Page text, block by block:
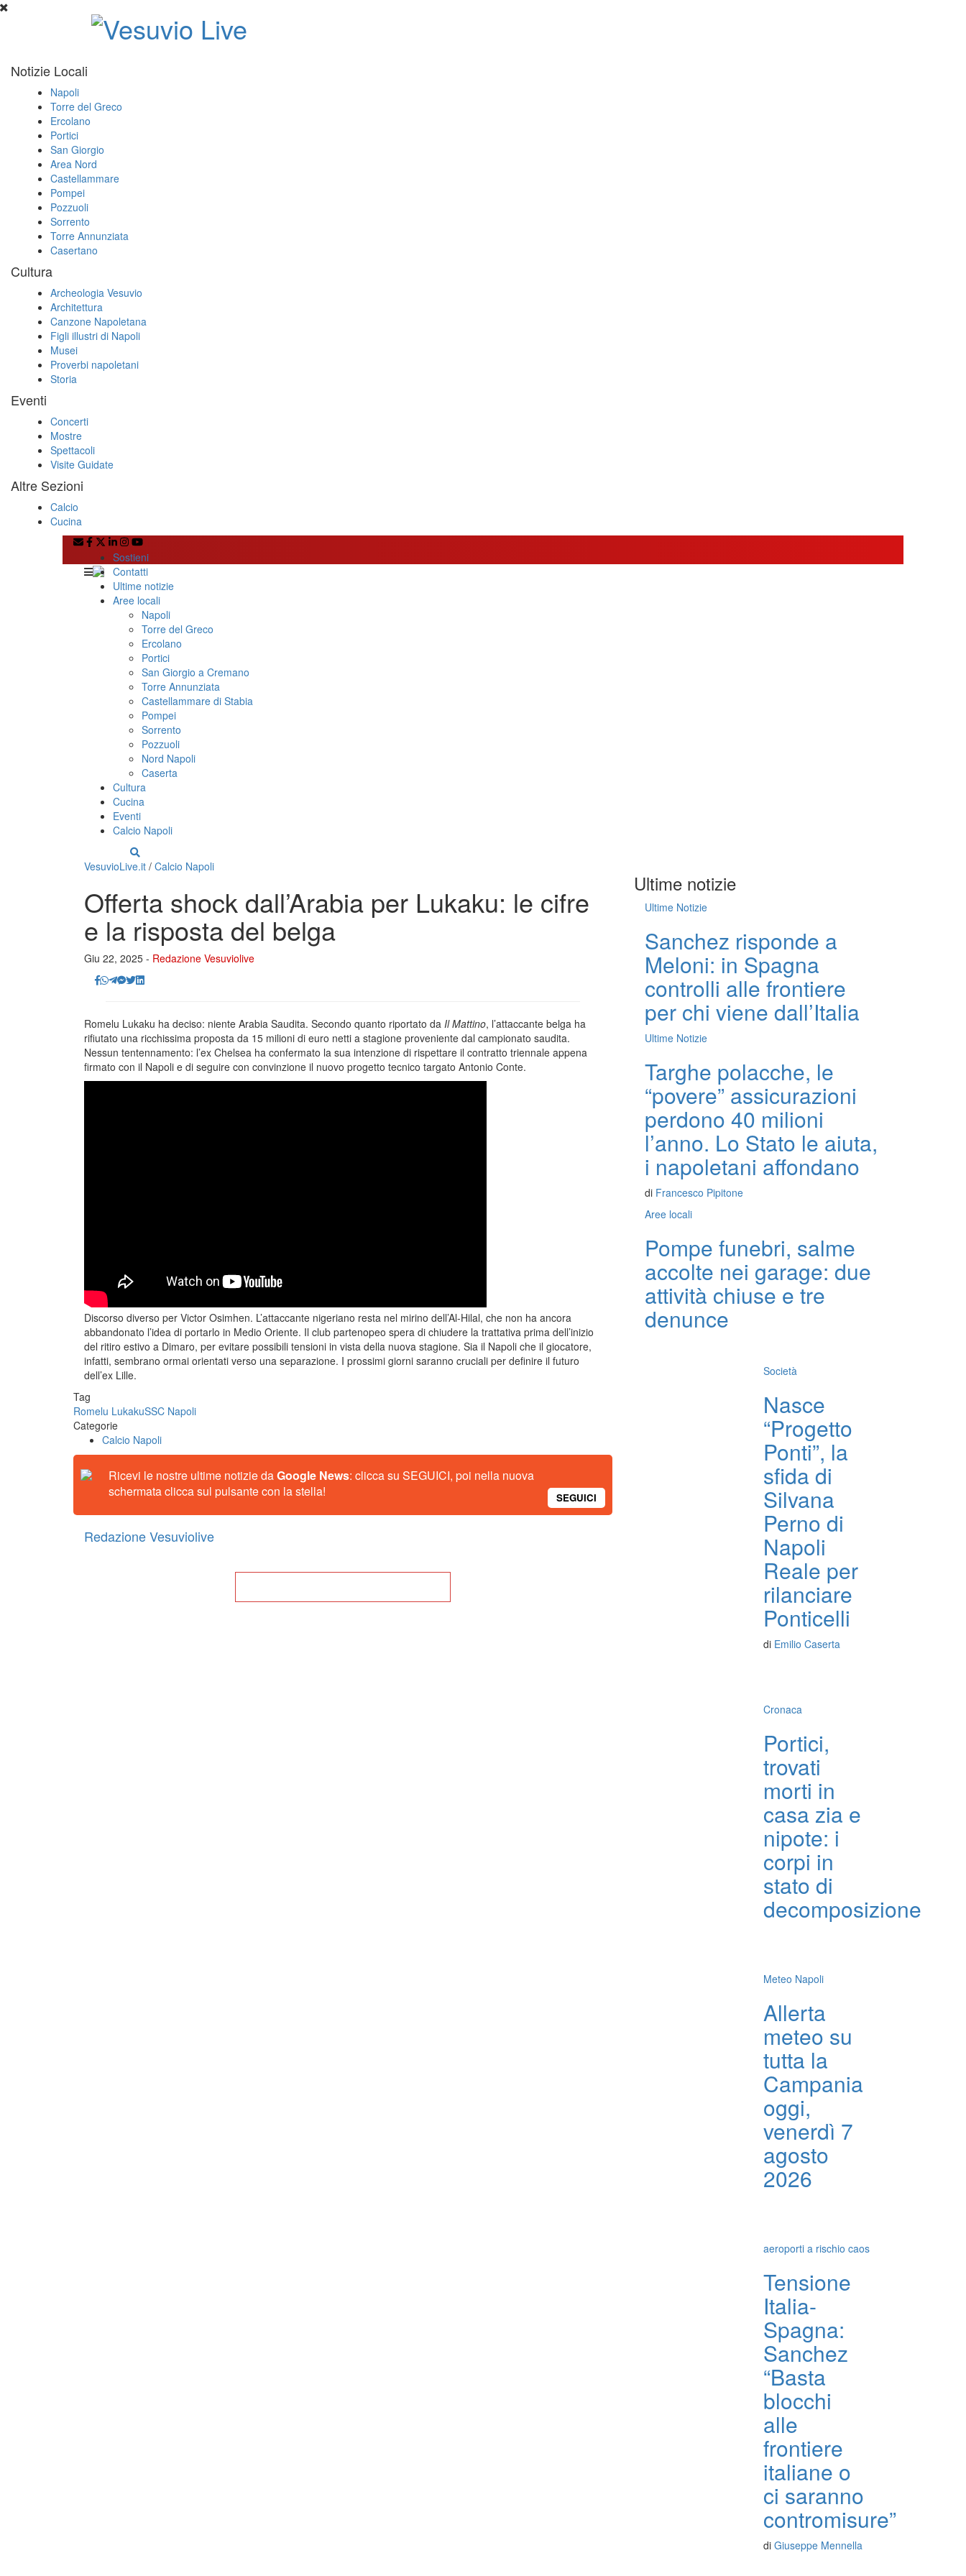
Notizie Locali
Napoli
Torre del Greco
Ercolano
Portici
San Giorgio
Area Nord
Castellammare
Pompei
Pozzuoli
Sorrento
Torre Annunziata
Casertano
Cultura
Archeologia Vesuvio
Architettura
Canzone Napoletana
Figli illustri di Napoli
Musei
Proverbi napoletani
Storia
Eventi
Concerti
Mostre
Spettacoli
Visite Guidate
Altre Sezioni
Calcio
Cucina
Sostieni
Contatti
Ultime notizie
Aree locali
Napoli
Torre del Greco
Ercolano
Portici
San Giorgio a Cremano
Torre Annunziata
Castellammare di Stabia
Pompei
Sorrento
Pozzuoli
Nord Napoli
Caserta
Cultura
Cucina
Eventi
Calcio Napoli
VesuvioLive.it / Calcio Napoli
Offerta shock dall’Arabia per Lukaku: le cifre
e la risposta del belga
Giu 22, 2025 - Redazione Vesuviolive
Romelu Lukaku ha deciso: niente Arabia Saudita. Secondo quanto riportato da Il Mattino, l’attaccante belga ha
rifiutato una ricchissima proposta da 15 milioni di euro netti a stagione proveniente dal campionato saudita.
Nessun tentennamento: l’ex Chelsea ha confermato la sua intenzione di rispettare il contratto triennale appena
firmato con il Napoli e di seguire con convinzione il nuovo progetto tecnico targato Antonio Conte.
Discorso diverso per Victor Osimhen. L’attaccante nigeriano resta nel mirino dell’Al-Hilal, che non ha ancora
abbandonato l’idea di portarlo in Medio Oriente. Il club partenopeo spera di chiudere la trattativa prima dell’inizio
del ritiro estivo a Dimaro, per evitare possibili tensioni in vista della nuova stagione. Sia il Napoli che il giocatore,
infatti, sembrano ormai orientati verso una separazione. I prossimi giorni saranno cruciali per definire il futuro
dell’ex Lille.
Tag
Romelu LukakuSSC Napoli
Categorie
Calcio Napoli
Ricevi le nostre ultime notizie daGoogle News: clicca su SEGUICI, poi nella nuova
schermata clicca sul pulsante con la stella!
SEGUICI
Redazione Vesuviolive
Ultime notizie
Ultime Notizie
Sanchez risponde a
Meloni: in Spagna
controlli alle frontiere
per chi viene dall’Italia
Ultime Notizie
Targhe polacche, le
“povere” assicurazioni
perdono 40 milioni
l’anno. Lo Stato le aiuta,
i napoletani affondano
di Francesco Pipitone
Aree locali
Pompe funebri, salme
accolte nei garage: due
attività chiuse e tre
denunce
Società
Nasce
“Progetto
Ponti”, la
sfida di
Silvana
Perno di
Napoli
Reale per
rilanciare
Ponticelli
di Emilio Caserta
Cronaca
Portici,
trovati
morti in
casa zia e
nipote: i
corpi in
stato di
decomposizione
Meteo Napoli
Allerta
meteo su
tutta la
Campania
oggi,
venerdì 7
agosto
2026
aeroporti a rischio caos
Tensione
Italia-
Spagna:
Sanchez
“Basta
blocchi
alle
frontiere
italiane o
ci saranno
contromisure”
di Giuseppe Mennella